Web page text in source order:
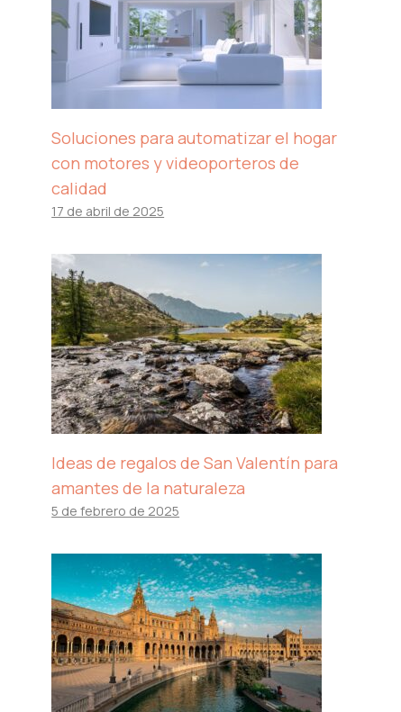
Soluciones para automatizar el hogar
con motores y videoporteros de
calidad
17 de abril de 2025
Ideas de regalos de San Valentín para
amantes de la naturaleza
5 de febrero de 2025